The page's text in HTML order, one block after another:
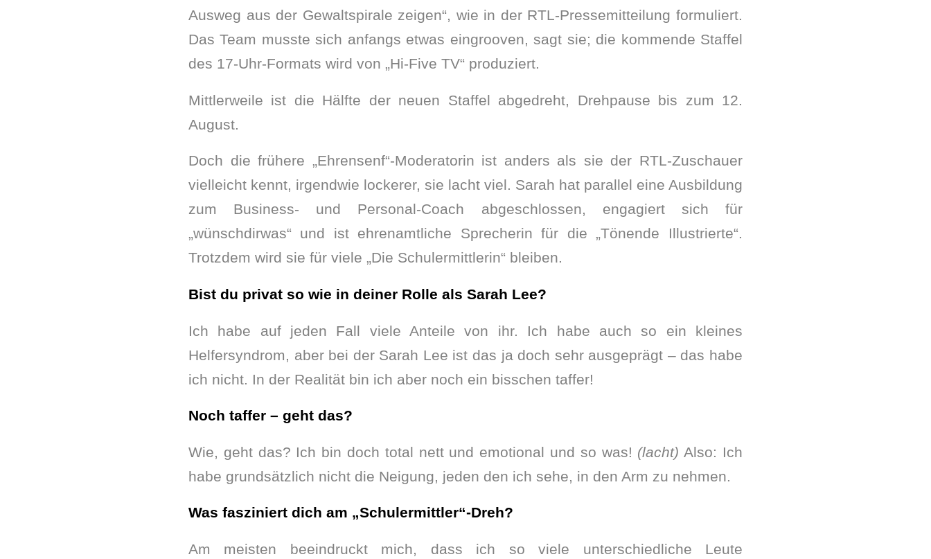
Ausweg aus der Gewaltspirale zeigen“, wie in der RTL-Pressemitteilung formuliert.
Das Team musste sich anfangs etwas eingrooven, sagt sie; die kommende Staffel
des 17-Uhr-Formats wird von „Hi-Five TV“ produziert.
Mittlerweile ist die Hälfte der neuen Staffel abgedreht, Drehpause bis zum 12.
August.
Doch die frühere „Ehrensenf“-Moderatorin ist anders als sie der RTL-Zuschauer
vielleicht kennt, irgendwie lockerer, sie lacht viel. Sarah hat parallel eine Ausbildung
zum Business- und Personal-Coach abgeschlossen, engagiert sich für
„wünschdirwas“ und ist ehrenamtliche Sprecherin für die „Tönende Illustrierte“.
Trotzdem wird sie für viele „Die Schulermittlerin“ bleiben.
Bist du privat so wie in deiner Rolle als Sarah Lee?
Ich habe auf jeden Fall viele Anteile von ihr. Ich habe auch so ein kleines
Helfersyndrom, aber bei der Sarah Lee ist das ja doch sehr ausgeprägt – das habe
ich nicht. In der Realität bin ich aber noch ein bisschen taffer!
Noch taffer – geht das?
Wie, geht das? Ich bin doch total nett und emotional und so was! (lacht) Also: Ich
habe grundsätzlich nicht die Neigung, jeden den ich sehe, in den Arm zu nehmen.
Was fasziniert dich am „Schulermittler“-Dreh?
Am meisten beeindruckt mich, dass ich so viele unterschiedliche Leute